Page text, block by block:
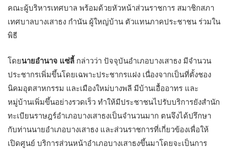
คณะผู้บริหารเทศบาล พร้อมด้วยหัวหน้าส่วนราชการ สมาชิกสภา
เทศบาลบางเสาธง กำนัน ผู้ใหญ่บ้าน ตัวแทนภาคประชาชน ร่วมใน
พิธี
โดยนายอำนาจ แซ่ลี้ กล่าวว่า ปัจจุบันอำเภอบางเสาธง มีจำนวน
ประชากรเพิ่มขึ้นโดยเฉพาะประชากรแฝง เนื่องจากเป็นที่ตั้งชอง
นิคมอุตสาหกรรม และเมืองใหม่บางพลี มีบ้านเอื้ออาทร และ
หมู่บ้านเพิ่มขึ้นอย่างรวดเร็ว ทำให้มีประชาชนไปรับบริการยังสำนัก
ทะเบียนราษฎร์อำเภอบางเสาธงเป็นจำนวนมาก ตนจึงได้ปรึกษา
กับท่านนายอำเภอบางเสาธง และส่วนราชการที่เกี่ยวข้องเพื่อให้
เปิดศูนย์ บริการส่วนหน้าอำเภอบางเสาธงขึ้นมาโดยจะเป็นการ